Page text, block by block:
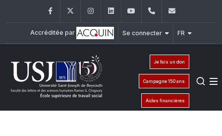
FacebookTwitter InstagramLinkedInYouTube+961 (1) 421 220
Accréditée par Se connecter FR
Je fais un don
Campagne 150 ans
Aides financières